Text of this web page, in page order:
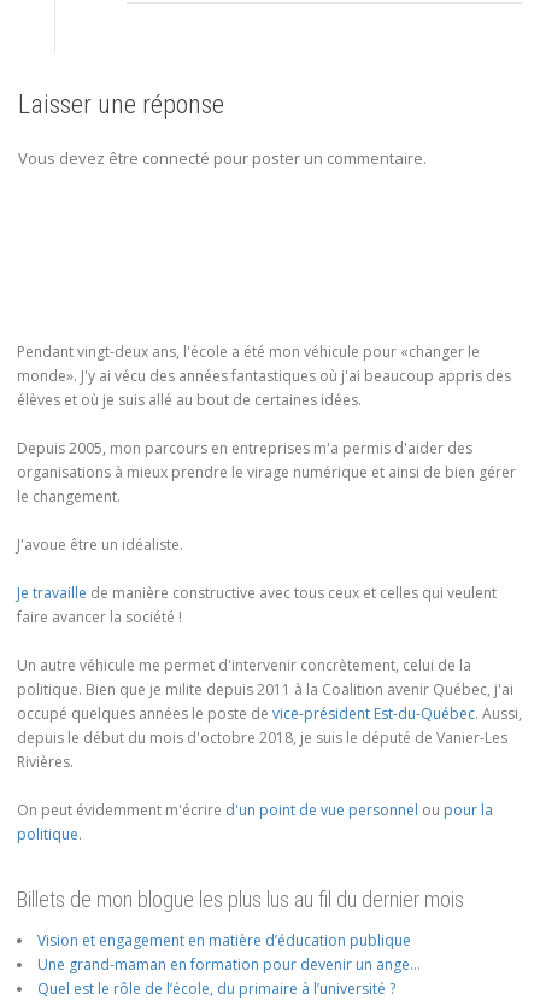
Laisser une réponse
Vous devez être connecté pour poster un commentaire.
Pendant vingt-deux ans, l'école a été mon véhicule pour «changer le
monde». J'y ai vécu des années fantastiques où j'ai beaucoup appris des
élèves et où je suis allé au bout de certaines idées.
Depuis 2005, mon parcours en entreprises m'a permis d'aider des
organisations à mieux prendre le virage numérique et ainsi de bien gérer
le changement.
J'avoue être un idéaliste.
Je travaille de manière constructive avec tous ceux et celles qui veulent
faire avancer la société !
Un autre véhicule me permet d'intervenir concrètement, celui de la
politique. Bien que je milite depuis 2011 à la Coalition avenir Québec, j'ai
occupé quelques années le poste de vice-président Est-du-Québec. Aussi,
depuis le début du mois d'octobre 2018, je suis le député de Vanier-Les
Rivières.
On peut évidemment m'écrire d'un point de vue personnel ou pour la
politique.
Billets de mon blogue les plus lus au fil du dernier mois
Vision et engagement en matière d’éducation publique
Une grand-maman en formation pour devenir un ange…
Quel est le rôle de l’école, du primaire à l’université ?